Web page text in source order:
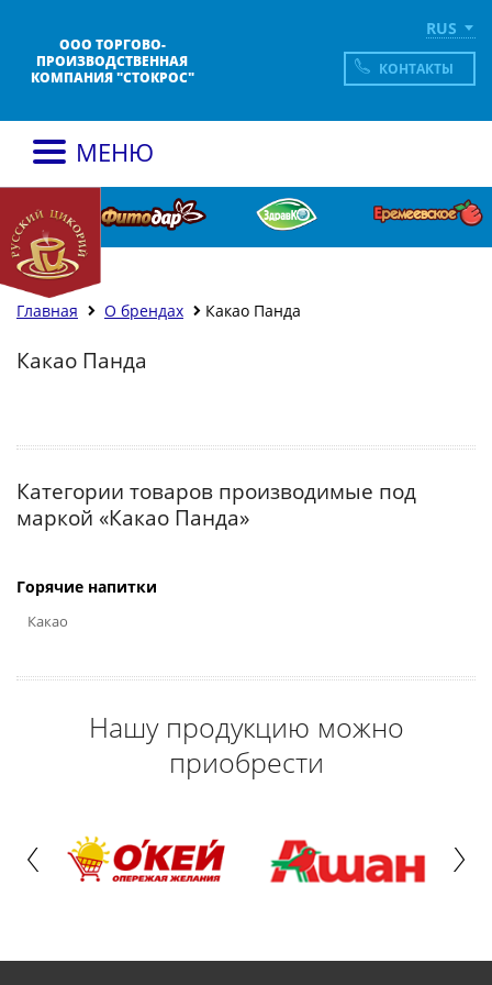
ООО ТОРГОВО-
ПРОИЗВОДСТВЕННАЯ
КОМПАНИЯ "СТОКРОС"
RUS
КОНТАКТЫ
МЕНЮ
Главная О брендах Какао Панда
Какао Панда
Категории товаров производимые под
маркой «Какао Панда»
Горячие напитки
Какао
Нашу продукцию можно
приобрести